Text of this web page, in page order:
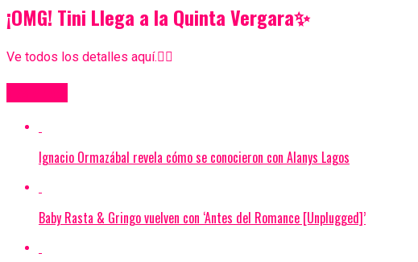
¡OMG! Tini Llega a la Quinta Vergara✨
Ve todos los detalles aquí.👇🏻
Ignacio Ormazábal revela cómo se conocieron con Alanys Lagos
Baby Rasta & Gringo vuelven con ‘Antes del Romance [Unplugged]’